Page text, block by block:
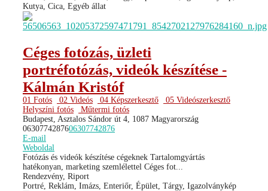
Kutya, Cica, Egyéb állat
Céges fotózás, üzleti
portréfotózás, videók készítése -
Kálmán Kristóf
01 Fotós 02 Videós 04 Képszerkesztő
05 Videószerkesztő
Helyszíni fotós
Műtermi fotós
Budapest, Asztalos Sándor út 4, 1087 Magyarország
0630774287606307742876
E-mail
Weboldal
Fotózás és videók készítése cégeknek Tartalomgyártás
hatékonyan, marketing szemlélettel Céges fot...
Rendezvény, Riport
Portré, Reklám, Imázs, Enteriőr, Épület, Tárgy, Igazolványkép